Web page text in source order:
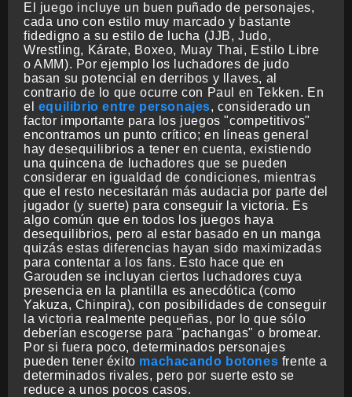
El juego incluye un buen puñado de personajes,
cada uno con estilo muy marcado y bastante
fidedigno a su estilo de lucha (JJB, Judo,
Wrestling, Kárate, Boxeo, Muay Thai, Estilo Libre
o AMM). Por ejemplo los luchadores de judo
basan su potencial en derribos y llaves, al
contrario de lo que ocurre con Paul en Tekken. En
el equilibrio entre personajes, considerado un
factor importante para los juegos "competitivos"
encontramos un punto crítico; en líneas general
hay desequilibrios a tener en cuenta, existiendo
una quincena de luchadores que se pueden
considerar en igualdad de condiciones, mientras
que el resto necesitarán más audacia por parte del
jugador (y suerte) para conseguir la victoria. Es
algo común que en todos los juegos haya
desequilibrios, pero al estar basado en un manga
quizás estas diferencias hayan sido maximizadas
para contentar a los fans. Esto hace que en
Garouden se incluyan ciertos luchadores cuya
presencia en la plantilla es anecdótica (como
Yakuza, Chinpira), con posibilidades de conseguir
la victoria realmente pequeñas, por lo que sólo
deberían escogerse para "pachangas" o bromear.
Por si fuera poco, determinados personajes
pueden tener éxito machacando botones frente a
determinados rivales, pero por suerte esto se
reduce a unos pocos casos.